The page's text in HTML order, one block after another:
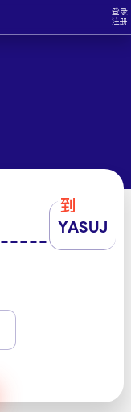
登录
注册
到
YASUJ